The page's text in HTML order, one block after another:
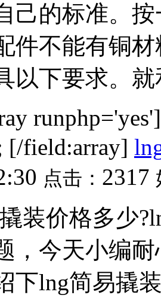
己的标准。
件不能有铜
以下要求。就
[/field:array]
点击： 2317
装价格多少
，今天小编
下lng简易撬